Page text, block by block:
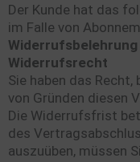
Der Kunde hat das
im Falle von
Widerrufsbelehrung
Widerrufsrecht
Sie haben das Recht,
von Gründen diesen
Die Widerrufsfrist
des
auszuüben, müssen